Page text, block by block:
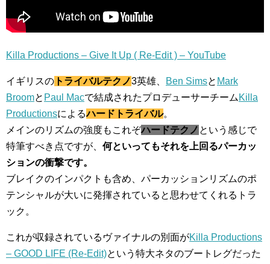
Killa Productions – Give It Up ( Re-Edit ) – YouTube
イギリスの トライバルテクノ3英雄、 Ben Simsと Mark
Broomと Paul Macで結成されたプロデューサーチーム Killa
Productionsによるハードトライバル。
メインのリズムの強度もこれぞハードテクノ という感じで
特筆すべき点ですが、 何といってもそれを上回るパーカッ
ションの衝撃です。
ブレイクのインパクトも含め、パーカッションリズムのポ
テンシャルが大いに発揮されていると思わせてくれるトラ
ック。
これが収録されているヴァイナルの別面がKilla Productions
– GOOD LIFE (Re-Edit)という特大ネタのブートレグだった